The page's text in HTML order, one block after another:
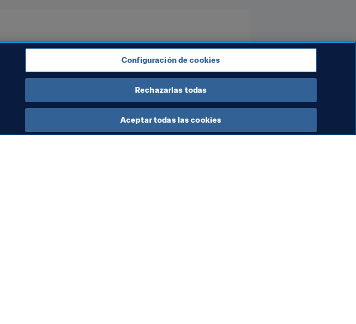
Configuración de cookies
Rechazarlas todas
Aceptar todas las cookies